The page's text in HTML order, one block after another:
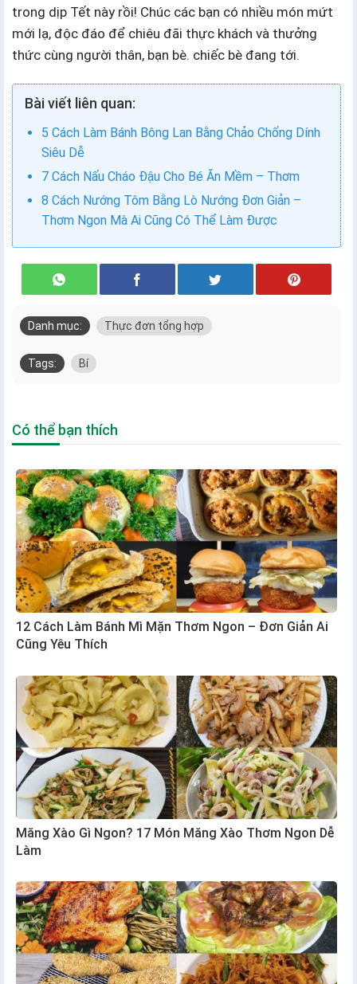
trong dịp Tết này rồi! Chúc các bạn có nhiều món mứt
mới lạ, độc đáo để chiêu đãi thực khách và thưởng
thức cùng người thân, bạn bè. chiếc bè đang tới.
Bài viết liên quan:
5 Cách Làm Bánh Bông Lan Bằng Chảo Chống Dính
Siêu Dễ
7 Cách Nấu Cháo Đậu Cho Bé Ăn Mềm – Thơm
8 Cách Nướng Tôm Bằng Lò Nướng Đơn Giản –
Thơm Ngon Mà Ai Cũng Có Thể Làm Được
Danh mục: Thực đơn tổng hợp
Tags: Bí
Có thể bạn thích
12 Cách Làm Bánh Mì Mặn Thơm Ngon – Đơn Giản Ai
Cũng Yêu Thích
Măng Xào Gì Ngon? 17 Món Măng Xào Thơm Ngon Dễ
Làm